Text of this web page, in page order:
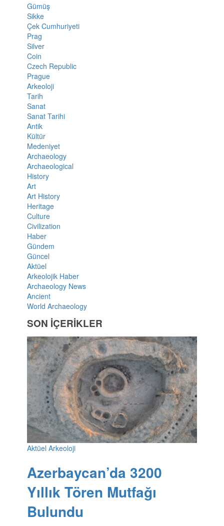
Gümüş
Sikke
Çek Cumhuriyeti
Prag
Silver
Coin
Czech Republic
Prague
Arkeoloji
Tarih
Sanat
Sanat Tarihi
Antik
Kültür
Medeniyet
Archaeology
Archaeological
History
Art
Art History
Heritage
Culture
Civilization
Haber
Gündem
Güncel
Aktüel
Arkeolojik Haber
Archaeology News
Ancient
World Archaeology
SON İÇERİKLER
Aktüel Arkeoloji
Azerbaycan’da 3200
Yıllık Tören Mutfağı
Bulundu